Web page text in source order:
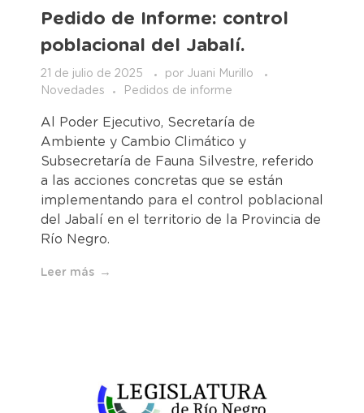
Pedido de Informe: control
poblacional del Jabalí.
21 de julio de 2025 por Juani Murillo
Novedades
Pedidos de informe
Al Poder Ejecutivo, Secretaría de
Ambiente y Cambio Climático y
Subsecretaría de Fauna Silvestre, referido
a las acciones concretas que se están
implementando para el control poblacional
del Jabalí en el territorio de la Provincia de
Río Negro.
Leer más